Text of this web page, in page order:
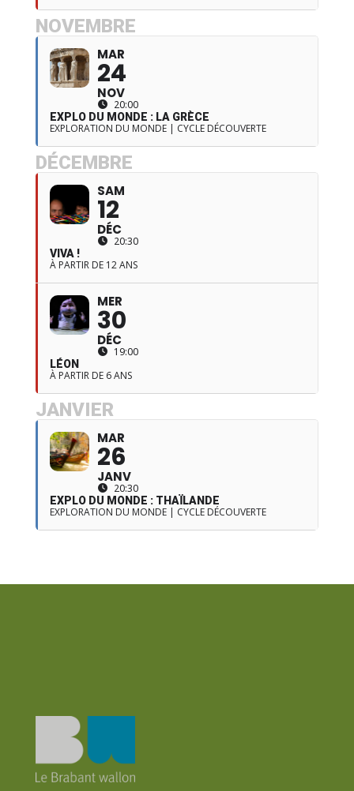
NOVEMBRE
MAR
24
NOV
20:00
EXPLO DU MONDE : LA GRÈCE
EXPLORATION DU MONDE | CYCLE DÉCOUVERTE
DÉCEMBRE
SAM
12
DÉC
20:30
VIVA !
À PARTIR DE 12 ANS
MER
30
DÉC
19:00
LÉON
À PARTIR DE 6 ANS
JANVIER
MAR
26
JANV
20:30
EXPLO DU MONDE : THAÏLANDE
EXPLORATION DU MONDE | CYCLE DÉCOUVERTE